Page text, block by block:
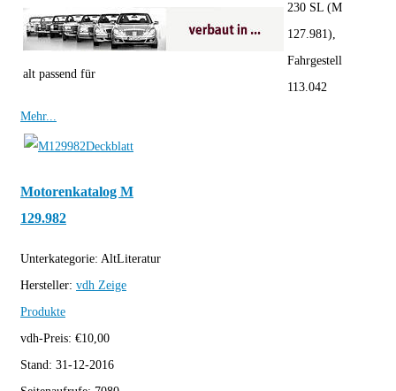
alt passend für
230 SL (M
127.981),
Fahrgestell
113.042
Mehr...
Motorenkatalog M
129.982
Unterkategorie: AltLiteratur
Hersteller: vdh Zeige
Produkte
vdh-Preis: €10,00
Stand: 31-12-2016